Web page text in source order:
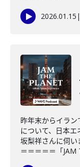
2026.01.15 |
昨年末からイラ
について、日本
坂梨祥さんに伺い
＝＝＝＝＝「JAM